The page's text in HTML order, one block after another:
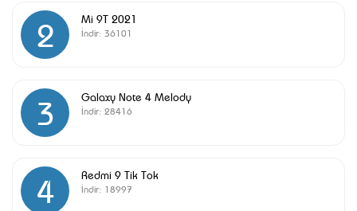
2 Mi 9T 2021
İndir: 36101
3 Galaxy Note 4 Melody
İndir: 28416
4 Redmi 9 Tik Tok
İndir: 18997